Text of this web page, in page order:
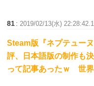
81 : 2019/02/13(水)
Steam版『ネプテュー
評、日本語版の制作も
って記事あったｗ 世界